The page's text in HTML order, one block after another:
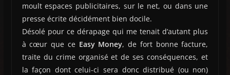
moult espaces publicitaires, sur le net, ou dans une
presse écrite décidément bien docile.
Désolé pour ce dérapage qui me tenait d’autant plus
à cœur que ce Easy Money, de fort bonne facture,
traite du crime organisé et de ses conséquences, et
la façon dont celui-ci sera donc distribué (ou non)